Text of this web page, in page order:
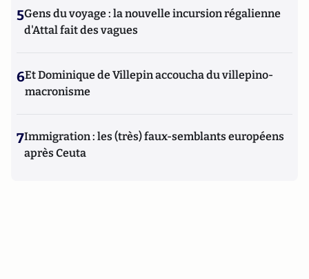
5Gens du voyage : la nouvelle incursion régalienne
d'Attal fait des vagues
6Et Dominique de Villepin accoucha du villepino-
macronisme
7Immigration : les (très) faux-semblants européens
après Ceuta